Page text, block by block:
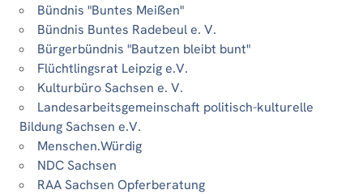
Bündnis "Buntes Meißen"
Bündnis Buntes Radebeul e. V.
Bürgerbündnis "Bautzen bleibt bunt"
Flüchtlingsrat Leipzig e.V.
Kulturbüro Sachsen e. V.
Landesarbeitsgemeinschaft politisch-kulturelle
Bildung Sachsen e.V.
Menschen.Würdig
NDC Sachsen
RAA Sachsen Opferberatung